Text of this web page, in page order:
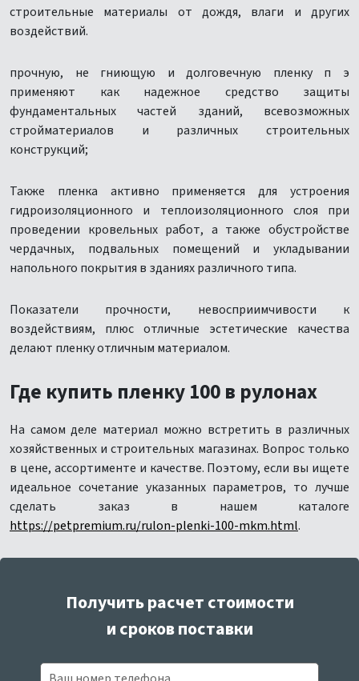
строительные материалы от дождя, влаги и других
воздействий.
прочную, не гниющую и долговечную пленку п э
применяют как надежное средство защиты
фундаментальных частей зданий, всевозможных
стройматериалов и различных строительных
конструкций;
Также пленка активно применяется для устроения
гидроизоляционного и теплоизоляционного слоя при
проведении кровельных работ, а также обустройстве
чердачных, подвальных помещений и укладывании
напольного покрытия в зданиях различного типа.
Показатели прочности, невосприимчивости к
воздействиям, плюс отличные эстетические качества
делают пленку отличным материалом.
Где купить пленку 100 в рулонах
На самом деле материал можно встретить в различных
хозяйственных и строительных магазинах. Вопрос только
в цене, ассортименте и качестве. Поэтому, если вы ищете
идеальное сочетание указанных параметров, то лучше
сделать заказ в нашем каталоге
https://petpremium.ru/rulon-plenki-100-mkm.html.
Получить расчет стоимости
и сроков поставки